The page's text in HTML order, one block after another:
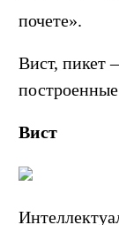
почете».
Вист, пикет
Вист